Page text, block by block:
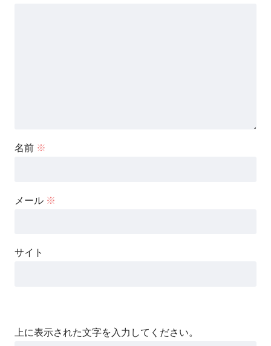
名前 ※
メール ※
サイト
上に表示された文字を入力してください。